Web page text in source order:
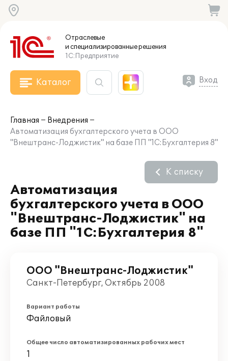
Отраслевые
и специализированныерешения
1С:Предприятие
Каталог Вход
Главная
Внедрения
Автоматизация бухгалтерского учета в ООО
"Внештранс-Лоджистик" на базе ПП "1С:Бухгалтерия 8"
Автоматизация
бухгалтерского учета в ООО
"Внештранс-Лоджистик" на
базе ПП "1С:Бухгалтерия 8"
К списку
ООО "Внештранс-Лоджистик"
Санкт-Петербург, Октябрь 2008
Вариант работы
Файловый
Общее число автоматизированных рабочих мест
1